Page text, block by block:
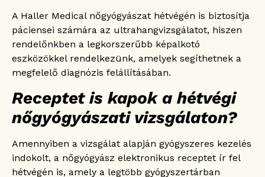
A Haller Medical nőgyógyászat hétvégén is biztosítja
páciensei számára az ultrahangvizsgálatot, hiszen
rendelőnkben a legkorszerűbb képalkotó
eszközökkel rendelkezünk, amelyek segíthetnek a
megfelelő diagnózis felállításában.
Receptet is kapok a hétvégi
nőgyógyászati vizsgálaton?
Amennyiben a vizsgálat alapján gyógyszeres kezelés
indokolt, a nőgyógyász elektronikus receptet ír fel
hétvégén is, amely a legtöbb gyógyszertárban